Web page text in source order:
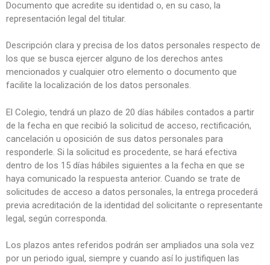
Documento que acredite su identidad o, en su caso, la
representación legal del titular.
Descripción clara y precisa de los datos personales respecto de
los que se busca ejercer alguno de los derechos antes
mencionados y cualquier otro elemento o documento que
facilite la localización de los datos personales.
El Colegio, tendrá un plazo de 20 días hábiles contados a partir
de la fecha en que recibió la solicitud de acceso, rectificación,
cancelación u oposición de sus datos personales para
responderle. Si la solicitud es procedente, se hará efectiva
dentro de los 15 días hábiles siguientes a la fecha en que se
haya comunicado la respuesta anterior. Cuando se trate de
solicitudes de acceso a datos personales, la entrega procederá
previa acreditación de la identidad del solicitante o representante
legal, según corresponda.
Los plazos antes referidos podrán ser ampliados una sola vez
por un periodo igual, siempre y cuando así lo justifiquen las